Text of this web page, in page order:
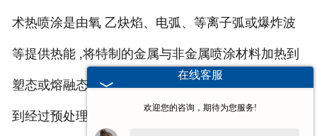
术热喷涂是由氧 乙炔焰、电弧、等离子弧或爆炸波
等提供热能 ,将特制的金属与非金属喷涂材料加热到
塑态或熔融态 ,通过压缩气体和超音速焰束高速喷涂
到经过预处理 (清洁粗糙 )的零部件表面形成特殊涂
在线客服
欢迎您的咨询，期待为您服务!